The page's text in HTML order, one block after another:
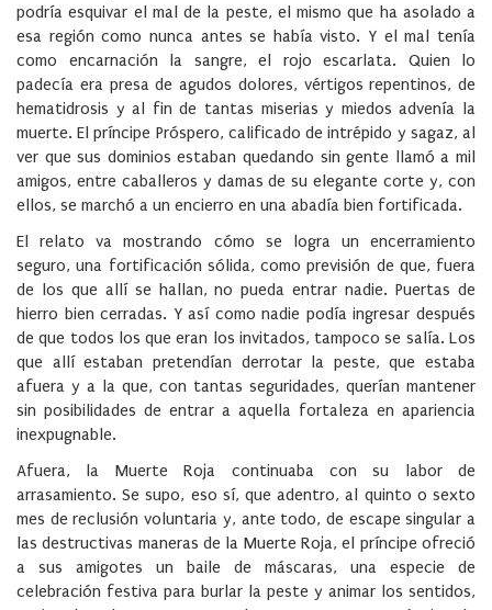
podría esquivar el mal de la peste, el mismo que ha asolado a
esa región como nunca antes se había visto. Y el mal tenía
como encarnación la sangre, el rojo escarlata. Quien lo
padecía era presa de agudos dolores, vértigos repentinos, de
hematidrosis y al fin de tantas miserias y miedos advenía la
muerte. El príncipe Próspero, calificado de intrépido y sagaz, al
ver que sus dominios estaban quedando sin gente llamó a mil
amigos, entre caballeros y damas de su elegante corte y, con
ellos, se marchó a un encierro en una abadía bien fortificada.
El relato va mostrando cómo se logra un encerramiento
seguro, una fortificación sólida, como previsión de que, fuera
de los que allí se hallan, no pueda entrar nadie. Puertas de
hierro bien cerradas. Y así como nadie podía ingresar después
de que todos los que eran los invitados, tampoco se salía. Los
que allí estaban pretendían derrotar la peste, que estaba
afuera y a la que, con tantas seguridades, querían mantener
sin posibilidades de entrar a aquella fortaleza en apariencia
inexpugnable.
Afuera, la Muerte Roja continuaba con su labor de
arrasamiento. Se supo, eso sí, que adentro, al quinto o sexto
mes de reclusión voluntaria y, ante todo, de escape singular a
las destructivas maneras de la Muerte Roja, el príncipe ofreció
a sus amigotes un baile de máscaras, una especie de
celebración festiva para burlar la peste y animar los sentidos,